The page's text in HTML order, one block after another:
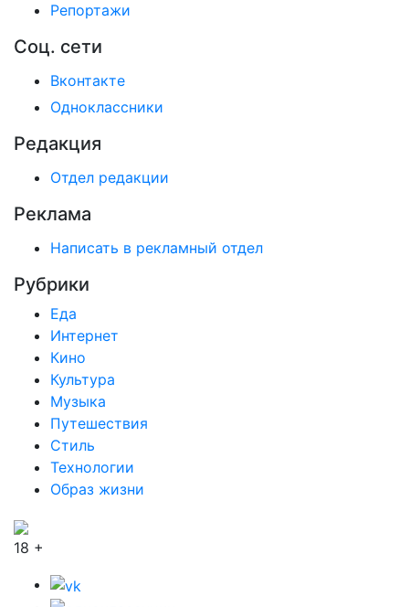
Репортажи
Соц. сети
Вконтакте
Одноклассники
Редакция
Отдел редакции
Реклама
Написать в рекламный отдел
Рубрики
Еда
Интернет
Кино
Культура
Музыка
Путешествия
Стиль
Технологии
Образ жизни
18 +